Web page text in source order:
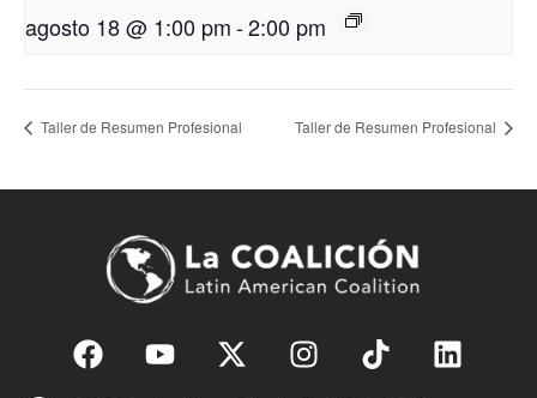
agosto 18 @ 1:00 pm-2:00 pm
Taller de Resumen Profesional Taller de Resumen Profesional